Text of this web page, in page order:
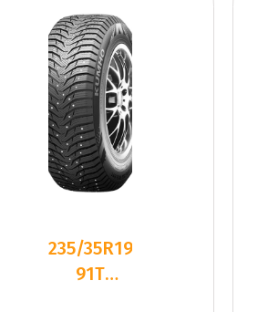
235/35R19
91T